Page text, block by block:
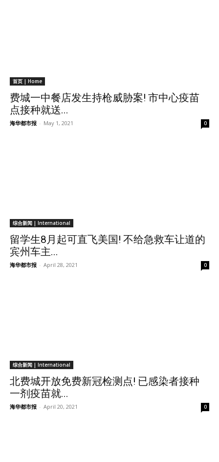
首页 | Home
费城一中餐店发生持枪威胁案! 市中心疫苗
点接种就送...
海华都市报 - May 1, 2021 0
综合新闻 | International
留学生8月起可直飞美国! 不给急救车让道的
宾州车主...
海华都市报 - April 28, 2021 0
综合新闻 | International
北费城开放免费新冠检测点! 已感染者接种
一剂疫苗就...
海华都市报 - April 20, 2021 0